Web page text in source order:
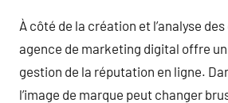
À côté de la création et l’analyse
agence de marketing digital offre
gestion de la réputation en ligne.
l’image de marque peut changer